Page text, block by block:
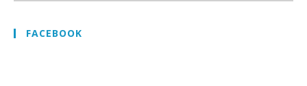
FACEBOOK